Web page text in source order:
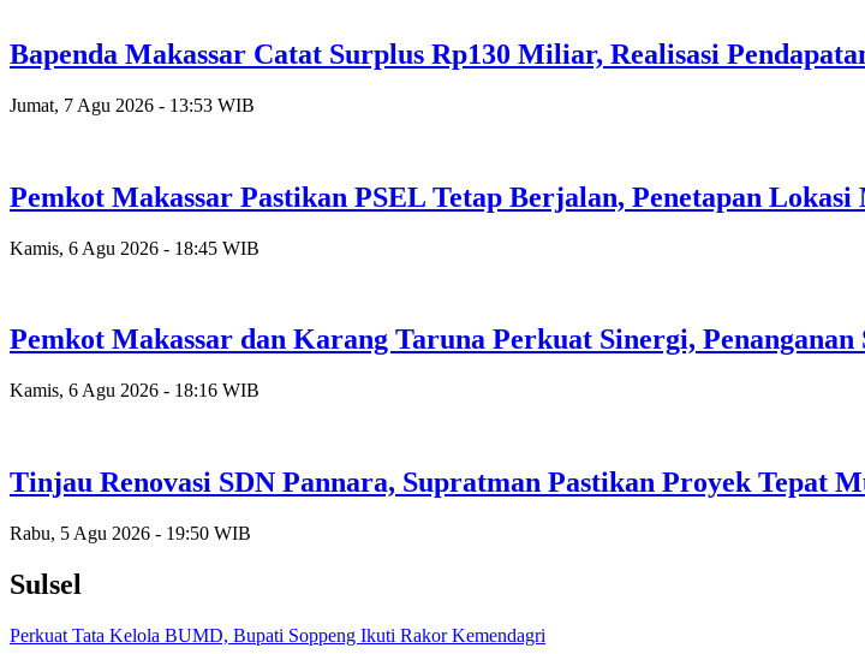
Bapenda Makassar Catat Surplus Rp130 Miliar, Realisasi
Jumat, 7 Agu 2026 - 13:53 WIB
Pemkot Makassar Pastikan PSEL Tetap Berjalan, Penetapan Lokasi
Kamis, 6 Agu 2026 - 18:45 WIB
Pemkot Makassar dan Karang Taruna Perkuat Sinergi,
Kamis, 6 Agu 2026 - 18:16 WIB
Tinjau Renovasi SDN Pannara, Supratman Pastikan Proyek Tepat
Rabu, 5 Agu 2026 - 19:50 WIB
Sulsel
Perkuat Tata Kelola BUMD, Bupati Soppeng Ikuti Rakor Kemendagri